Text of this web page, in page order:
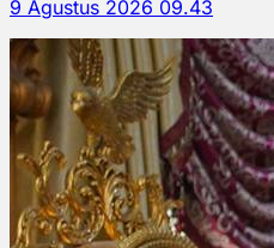
9 Agustus 2026 09.43